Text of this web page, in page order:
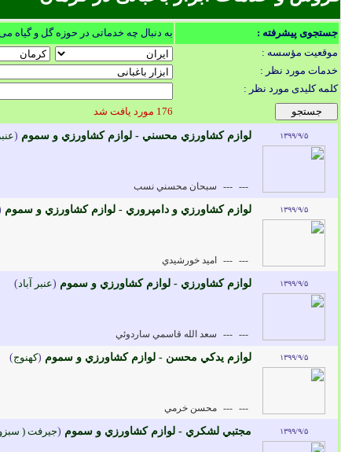
جستجوی پیشرفته :
به دنبال چه خدماتی در حوزه گل و گیاه
موقعیت مؤسسه :
خدمات مورد نظر :
کلمه کلیدی مورد نظر :
176 مورد یافت شد
۱۳۹۹/۹/۵ لوازم کشاورزي محسني - لوازم کشاورزي و سموم (
---
--- سبحان محسني نسب
۱۳۹۹/۹/۵ لوازم کشاورزي و دامپروري - لوازم کشاورزي و سموم
---
--- اميد خورشيدي
۱۳۹۹/۹/۵ لوازم كشاورزي - لوازم کشاورزي و سموم (عنبر آباد)
---
--- سعد الله قاسمي ساردوئي
۱۳۹۹/۹/۵ لوازم يدکي محسن - لوازم کشاورزي و سموم (کهنوج)
---
--- محسن خرمي
۱۳۹۹/۹/۵ مجتبي لشکري - لوازم کشاورزي و سموم (جيرفت (